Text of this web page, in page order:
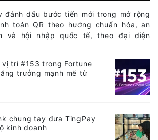
đánh dấu bước tiến mới trong mở rộng
toán QR theo hướng chuẩn hóa, an
và hội nhập quốc tế, theo đại diện
vị trí #153 trong Fortune
trưởng mạnh mẽ từ
chung tay đưa TingPay
kinh doanh